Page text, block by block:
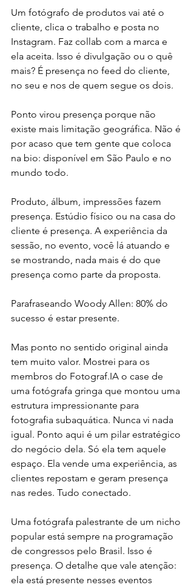
Um fotógrafo de produtos vai até o
cliente, clica o trabalho e posta no
Instagram. Faz collab com a marca e
ela aceita. Isso é divulgação ou o quê
mais? É presença no feed do cliente,
no seu e nos de quem segue os dois.
Ponto virou presença porque não
existe mais limitação geográfica. Não é
por acaso que tem gente que coloca
na bio: disponível em São Paulo e no
mundo todo.
Produto, álbum, impressões fazem
presença. Estúdio físico ou na casa do
cliente é presença. A experiência da
sessão, no evento, você lá atuando e
se mostrando, nada mais é do que
presença como parte da proposta.
Parafraseando Woody Allen: 80% do
sucesso é estar presente.
Mas ponto no sentido original ainda
tem muito valor. Mostrei para os
membros do Fotograf.IA o case de
uma fotógrafa gringa que montou uma
estrutura impressionante para
fotografia subaquática. Nunca vi nada
igual. Ponto aqui é um pilar estratégico
do negócio dela. Só ela tem aquele
espaço. Ela vende uma experiência, as
clientes repostam e geram presença
nas redes. Tudo conectado.
Uma fotógrafa palestrante de um nicho
popular está sempre na programação
de congressos pelo Brasil. Isso é
presença. O detalhe que vale atenção:
ela está presente nesses eventos